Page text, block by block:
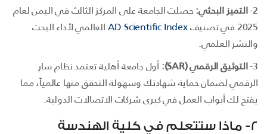
2- التميز البحثي:حصلت الجامعة على المركز الثالث في اليمن لعام
2025 في تصنيف
AD Scientific Indexالعالمي لأداء البحث
والنشر العلمي.
3- التوثيق الرقمي (SAR):
أول جامعة أهلية تعتمد نظام سار
الرقمي لضمان حماية شهادتك وسهولة التحقق منها عالمياً، مما
يفتح لك أبواب العمل في كبرى شركات الاتصالات الدولية.
2- ماذا ستتعلم في كلية الهندسة